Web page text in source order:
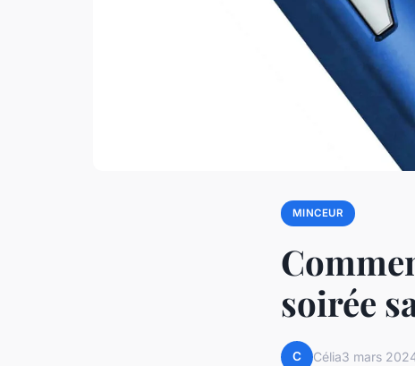
MINCEUR
soirée
C Célia3 mars